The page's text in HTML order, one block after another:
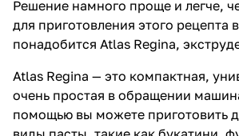
Решение намного проще и легче,
для приготовления этого рецепта
понадобится Atlas Regina,
Atlas Regina — это компактная,
очень простая в обращении
помощью вы можете приготовить